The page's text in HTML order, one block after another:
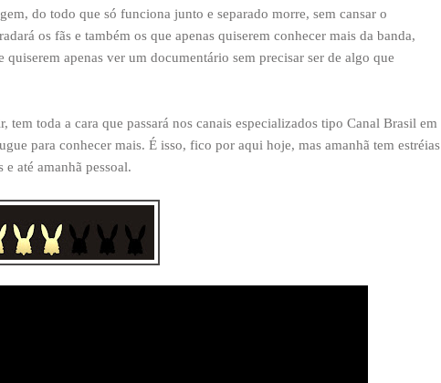
do todo que só funciona junto e separado morre, sem cansar o
os fãs e também os que apenas quiserem conhecer mais da banda,
quiserem apenas ver um documentário sem precisar ser de algo que
tem toda a cara que passará nos canais especializados tipo Canal Brasil em
para conhecer mais. É isso, fico por aqui hoje, mas amanhã tem estréias
até amanhã pessoal.